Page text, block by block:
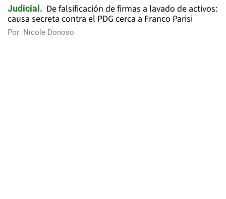
Judicial
De falsificación de firmas a lavado de activos:
causa secreta contra el PDG cerca a Franco Parisi
Por Nicole Donoso